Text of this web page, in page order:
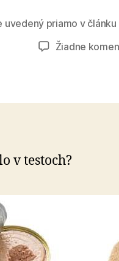
uvedený priamo v článku
Žiadne
v testoch?